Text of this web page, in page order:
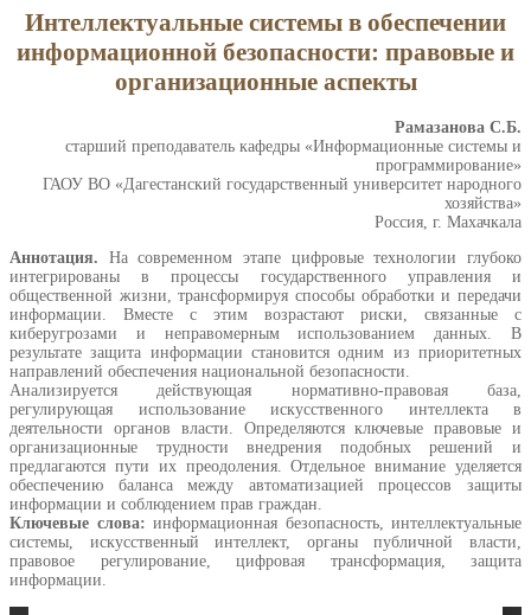
Интеллектуальные системы в обеспечении
информационной безопасности: правовые и
организационные аспекты
Рамазанова С.Б.
старший преподаватель кафедры «Информационные системы и
программирование»
ГАОУ ВО «Дагестанский государственный университет народного
хозяйства»
Россия, г. Махачкала
Аннотация. На современном этапе цифровые технологии глубоко
интегрированы в процессы государственного управления и
общественной жизни, трансформируя способы обработки и передачи
информации. Вместе с этим возрастают риски, связанные с
киберугрозами и неправомерным использованием данных. В
результате защита информации становится одним из приоритетных
направлений обеспечения национальной безопасности.
Анализируется действующая нормативно-правовая база,
регулирующая использование искусственного интеллекта в
деятельности органов власти. Определяются ключевые правовые и
организационные трудности внедрения подобных решений и
предлагаются пути их преодоления. Отдельное внимание уделяется
обеспечению баланса между автоматизацией процессов защиты
информации и соблюдением прав граждан.
Ключевые слова: информационная безопасность, интеллектуальные
системы, искусственный интеллект, органы публичной власти,
правовое регулирование, цифровая трансформация, защита
информации.